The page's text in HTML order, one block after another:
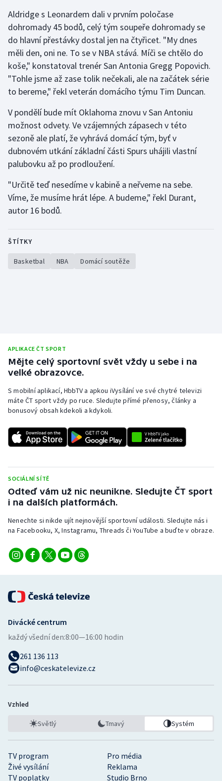
Krasobruslení
Lezení
Lyže a snowboard
Moderní pětiboj
Motorsport
Olympijské hry
Parasport
Plážový volejbal
Stolní tenis
Triatlon
Veslování
Vodní slalom
Volejbal
Aldridge s Leonardem dali v prvním poločase
dohromady 45 bodů, celý tým soupeře dohromady se
do hlavní přestávky dostal jen na čtyřicet. "My dnes
měli den, oni ne. To se v NBA stává. Míči se chtělo do
koše," konstatoval trenér San Antonia Gregg Popovich.
"Tohle jsme až zase tolik nečekali, ale na začátek série
to bereme," řekl veterán domácího týmu Tim Duncan.
V pondělí bude mít Oklahoma znovu v San Antoniu
možnost odvety. Ve vzájemných zápasech v této
sezoně ale platí, že vyhrává domácí tým, byť v
dubnovém utkání základní části Spurs uhájili vlastní
palubovku až po prodloužení.
"Určitě teď nesedíme v kabině a neřveme na sebe.
Víme, že musíme hrát lépe. A budeme," řekl Durant,
autor 16 bodů.
ŠTÍTKY
Basketbal NBA Domácí soutěže
APLIKACE ČT SPORT
Mějte celý sportovní svět vždy u sebe i na
velké obrazovce.
S mobilní aplikací, HbbTV a apkou iVysílání ve své chytré televizi
máte ČT sport vždy po ruce. Sledujte přímé přenosy, články a
bonusový obsah kdekoli a kdykoli.
SOCIÁLNÍ SÍTĚ
Odteď vám už nic neunikne. Sledujte ČT sport
i na dalších platformách.
Nenechte si nikde ujít nejnovější sportovní události. Sledujte nás i
na Facebooku, X, Instagramu, Threads či YouTube a buďte v obraze.
TV program
Pro média
Živé vysílání
Reklama
TV poplatky
Studio Brno
Divácké centrum
každý všední den:8:00—16:00 hodin
261 136 113
info@ceskatelevize.cz
Vzhled
Světlý Tmavý Systém